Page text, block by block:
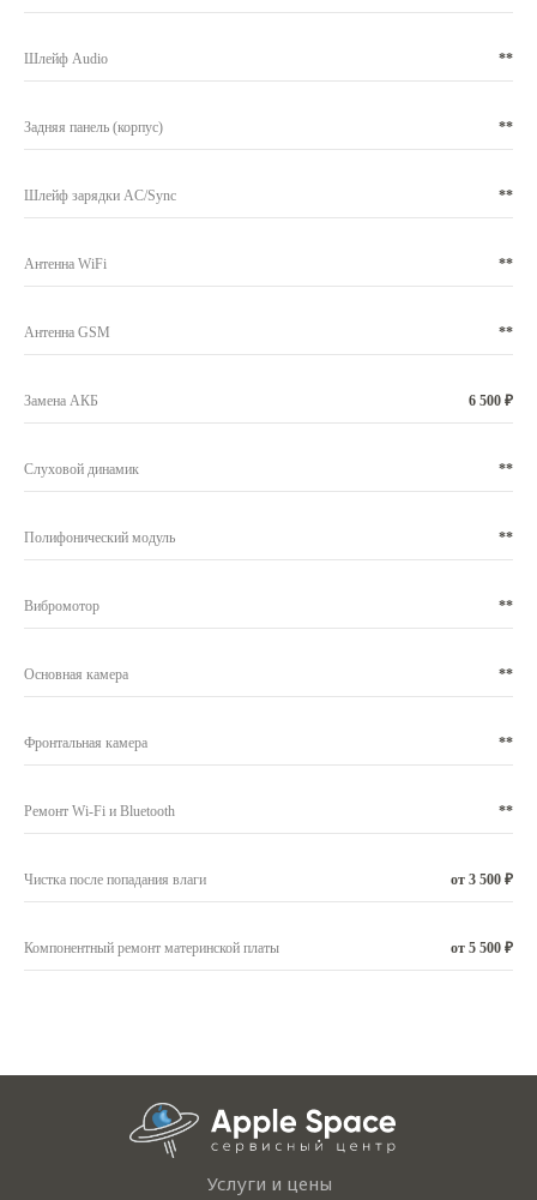
Шлейф Audio **
Задняя панель (корпус) **
Шлейф зарядки AC/Sync **
Антенна WiFi **
Антенна GSM **
Замена АКБ 6 500 ₽
Слуховой динамик **
Полифонический модуль **
Вибромотор **
Основная камера **
Фронтальная камера **
Ремонт Wi-Fi и Bluetooth **
Чистка после попадания влаги от 3 500 ₽
Компонентный ремонт материнской платы от 5 500 ₽
Услуги и цены